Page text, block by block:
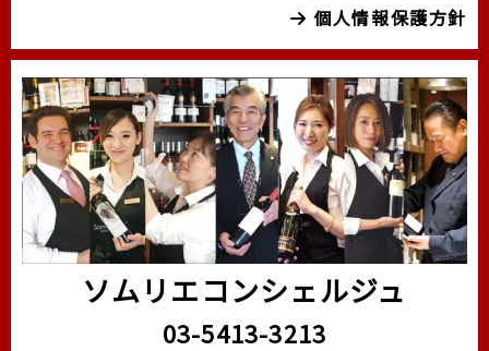
個人情報保護方針
ソムリエコンシェルジュ
03-5413-3213